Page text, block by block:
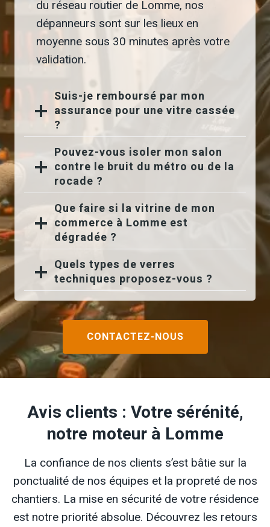
du réseau routier de Lomme, nos
dépanneurs sont sur les lieux en
moyenne sous 30 minutes après votre
validation.
Suis-je remboursé par mon
assurance pour une vitre cassée
?
Pouvez-vous isoler mon salon
contre le bruit du métro ou de la
rocade ?
Que faire si la vitrine de mon
commerce à Lomme est
dégradée ?
Quels types de verres
techniques proposez-vous ?
CONTACTEZ-NOUS
Avis clients : Votre sérénité,
notre moteur à Lomme
La confiance de nos clients s’est bâtie sur la
ponctualité de nos équipes et la propreté de nos
chantiers. La mise en sécurité de votre résidence
est notre priorité absolue. Découvrez les retours